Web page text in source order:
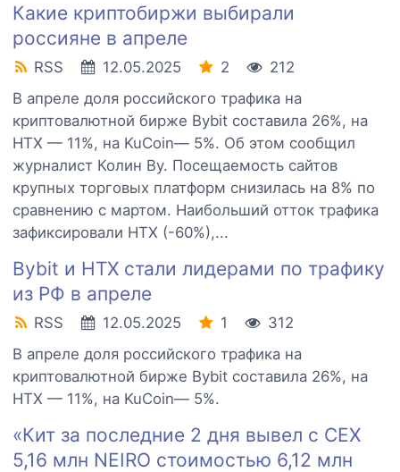
Какие криптобиржи выбирали
россияне в апреле
RSS 12.05.2025 2
212
В апреле доля российского трафика на
криптовалютной бирже Bybit составила 26%, на
HTX — 11%, на KuCoin— 5%. Об этом сообщил
журналист Колин Ву. Посещаемость сайтов
крупных торговых платформ снизилась на 8% по
сравнению с мартом. Наибольший отток трафика
зафиксировали HTX (-60%),...
Bybit и HTX стали лидерами по трафику
из РФ в апреле
RSS 12.05.2025 1
312
В апреле доля российского трафика на
криптовалютной бирже Bybit составила 26%, на
HTX — 11%, на KuCoin— 5%.
«Кит за последние 2 дня вывел с CEX
5,16 млн NEIRO стоимостью 6,12 млн